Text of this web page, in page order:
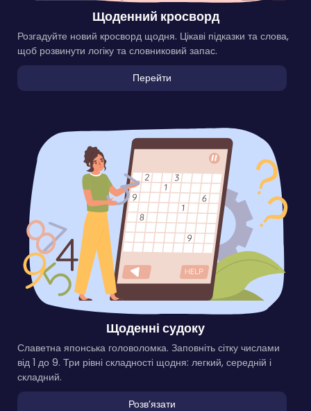
Щоденний кросворд
Розгадуйте новий кросворд щодня. Цікаві підказки та слова,
щоб розвинути логіку та словниковий запас.
Перейти
Щоденні судоку
Славетна японська головоломка. Заповніть сітку числами
від 1 до 9. Три рівні складності щодня: легкий, середній і
складний.
Розвʼязати